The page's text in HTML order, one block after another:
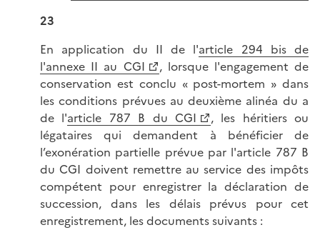
23
En application du II de l'article 294 bis de
l'annexe II au CGI
, lorsque l'engagement de
conservation est conclu « post-mortem » dans
les conditions prévues au deuxième alinéa du a
de l'article 787 B du CGI
, les héritiers ou
légataires qui demandent à bénéficier de
l’exonération partielle prévue par l'article 787 B
du CGI doivent remettre au service des impôts
compétent pour enregistrer la déclaration de
succession, dans les délais prévus pour cet
enregistrement, les documents suivants :